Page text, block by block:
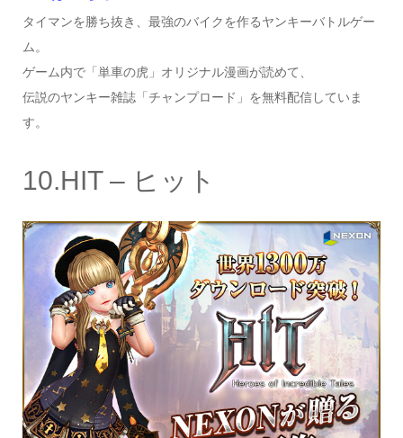
タイマンを勝ち抜き、最強のバイクを作るヤンキーバトルゲー
ム。
ゲーム内で「単車の虎」オリジナル漫画が読めて、
伝説のヤンキー雑誌「チャンプロード」を無料配信していま
す。
10.HIT – ヒット